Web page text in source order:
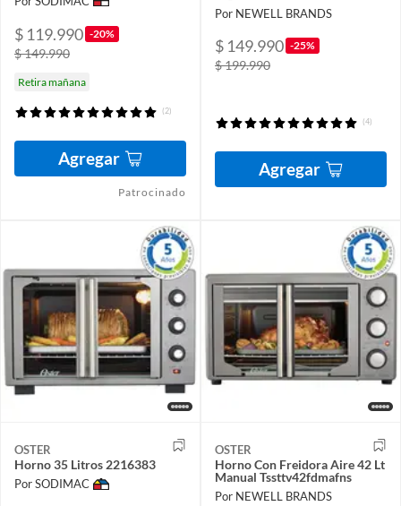
$ 119.990 -20%
$ 149.990
Retira mañana
(2)
Agregar
Patrocinado
Por NEWELL BRANDS
$ 149.990 -25%
$ 199.990
(4)
Agregar
OSTER
Horno 35 Litros 2216383
Por SODIMAC
OSTER
Horno Con Freidora Aire 42 Lt
Manual Tssttv42fdmafns
Por NEWELL BRANDS